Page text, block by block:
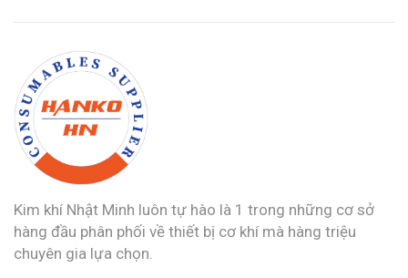
Kim khí Nhật Minh luôn tự hào là 1 trong những cơ sở
hàng đầu phân phối về thiết bị cơ khí mà hàng triệu
chuyên gia lựa chọn.